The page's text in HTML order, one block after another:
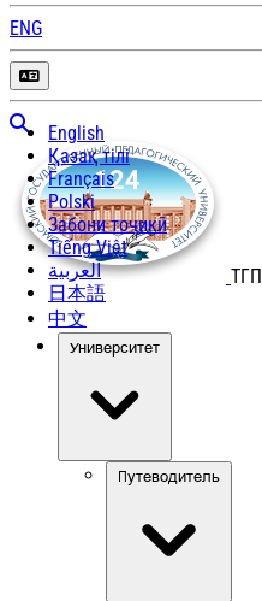
ENG
English
Қазақ тілі
Français
Polski
Забони тоҷикӣ
Tiếng Việt
العربية
日本語
中文
Университет
Путеводитель